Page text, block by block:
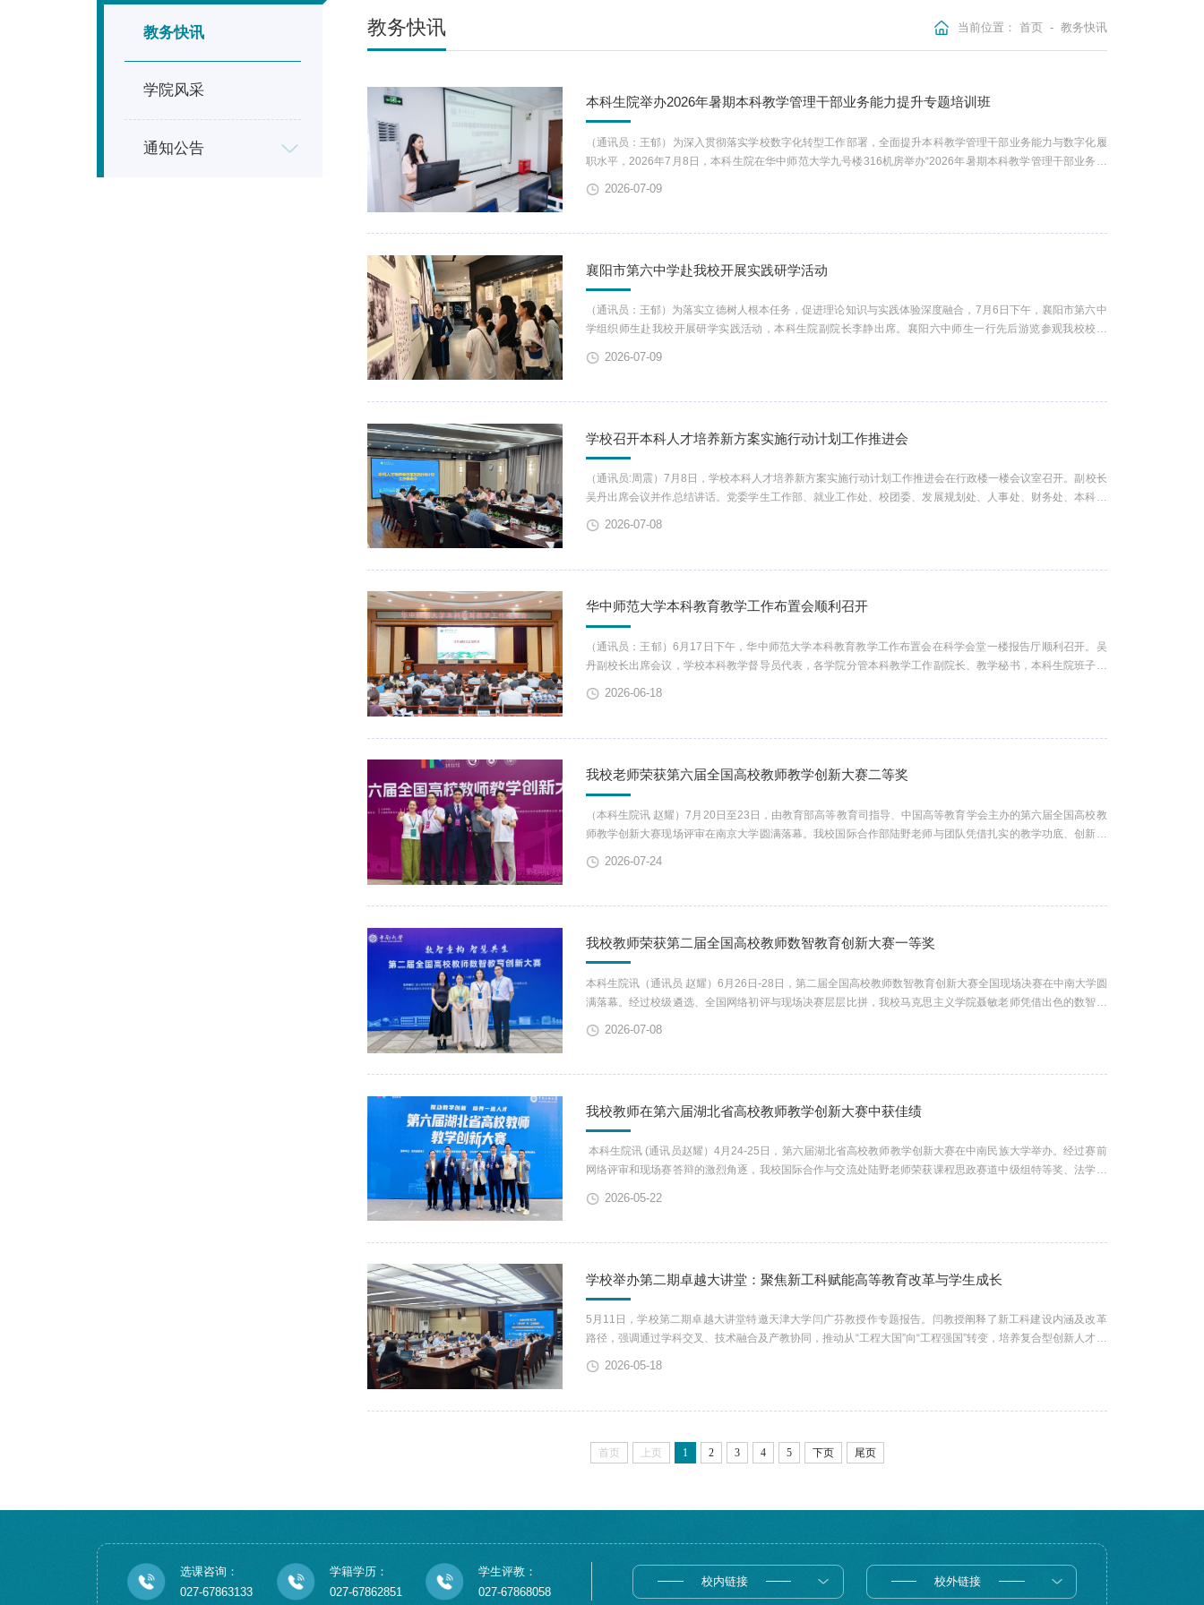
教务快讯
学院风采
通知公告
教务快讯 当前位置： 首页 -教务快讯
本科生院举办2026年暑期本科教学管理干部业务能力提升专题培训班
（通讯员：王郁）为深入贯彻落实学校数字化转型工作部署，全面提升本科教学管理干部业务能力与数字化履
职水平，2026年7月8日，本科生院在华中师范大学九号楼316机房举办“2026年暑期本科教学管理干部业务能
教学秘书参加培训。本科生院副院长陈娟首先对黄陂区教育局的领导及同志的到来表示热烈欢迎，她在开班致
2026-07-09
襄阳市第六中学赴我校开展实践研学活动
（通讯员：王郁）为落实立德树人根本任务，促进理论知识与实践体验深度融合，7月6日下午，襄阳市第六中
学组织师生赴我校开展研学实践活动，本科生院副院长李静出席。襄阳六中师生一行先后游览参观我校校史
室等示范性特色场馆。在校史馆，师生们依次参观“印象华师”“百年辉煌”“世纪华章”三大展厅，深入了解我校
2026-07-09
学校召开本科人才培养新方案实施行动计划工作推进会
（通讯员:周震）7月8日，学校本科人才培养新方案实施行动计划工作推进会在行政楼一楼会议室召开。副校长
吴丹出席会议并作总结讲话。党委学生工作部、就业工作处、校团委、发展规划处、人事处、财务处、本科生
教师教育学院主要负责人参加会议。本科生院院长刘清堂主持会议。会上各牵头单位紧扣所承担的本科人才培
2026-07-08
华中师范大学本科教育教学工作布置会顺利召开
（通讯员：王郁）6月17日下午，华中师范大学本科教育教学工作布置会在科学会堂一楼报告厅顺利召开。吴
丹副校长出席会议，学校本科教学督导员代表，各学院分管本科教学工作副院长、教学秘书，本科生院班子成
研教改管理工作和拔尖人才培养特区建设工作、教学运行管理工作、实践教学工作安排、质量评估与学务管理
2026-06-18
我校老师荣获第六届全国高校教师教学创新大赛二等奖
（本科生院讯 赵耀）7月20日至23日，由教育部高等教育司指导、中国高等教育学会主办的第六届全国高校教
师教学创新大赛现场评审在南京大学圆满落幕。我校国际合作部陆野老师与团队凭借扎实的教学功底、创新的
教育教学创新赋能成效。陆野（中间）全国高校教师教学创新大赛是高校教师教学领域的顶尖赛事，本届大赛
2026-07-24
我校教师荣获第二届全国高校教师数智教育创新大赛一等奖
本科生院讯（通讯员 赵耀）6月26日-28日，第二届全国高校教师数智教育创新大赛全国现场决赛在中南大学圆
满落幕。经过校级遴选、全国网络初评与现场决赛层层比拼，我校马克思主义学院聂敏老师凭借出色的数智教
略，深耕数智赋能教学改革成效。 图1 聂敏（右二）本届大赛由中南大学主办，以数智重构・智慧共生：
2026-07-08
我校教师在第六届湖北省高校教师教学创新大赛中获佳绩
本科生院讯 (通讯员赵耀）4月24-25日，第六届湖北省高校教师教学创新大赛在中南民族大学举办。经过赛前
网络评审和现场赛答辩的激烈角逐，我校国际合作与交流处陆野老师荣获课程思政赛道中级组特等奖、法学院
实验教学赛道正高组三等奖，按照第六届全国高校教师教学创新大赛通知要求，陆野将代表湖北省参加第六届
2026-05-22
学校举办第二期卓越大讲堂：聚焦新工科赋能高等教育改革与学生成长
5月11日，学校第二期卓越大讲堂特邀天津大学闫广芬教授作专题报告。闫教授阐释了新工科建设内涵及改革
路径，强调通过学科交叉、技术融合及产教协同，推动从“工程大国”向“工程强国”转变，培养复合型创新人才。
院院长刘清堂表示，学校将结合办学特色，积极探索具有华师特色的新工科建设路径，提升本科人才培养质
2026-05-18
首页 上页 1 2 3 4 5 下页 尾页
选课咨询：
027-67863133
学籍学历：
027-67862851
学生评教：
027-67868058
校内链接 校外链接